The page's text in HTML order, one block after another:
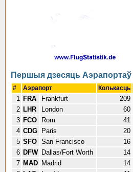
Першыя дзесяць Аэрапортаў
# Аэрапорт Колькасць
1 FRA Frankfurt 209
2 LHR London 60
3 FCO Rom 41
4 CDG Paris 20
5 SFO San Francisco 16
6 DFW Dallas/Fort Worth 14
7 MAD Madrid 14